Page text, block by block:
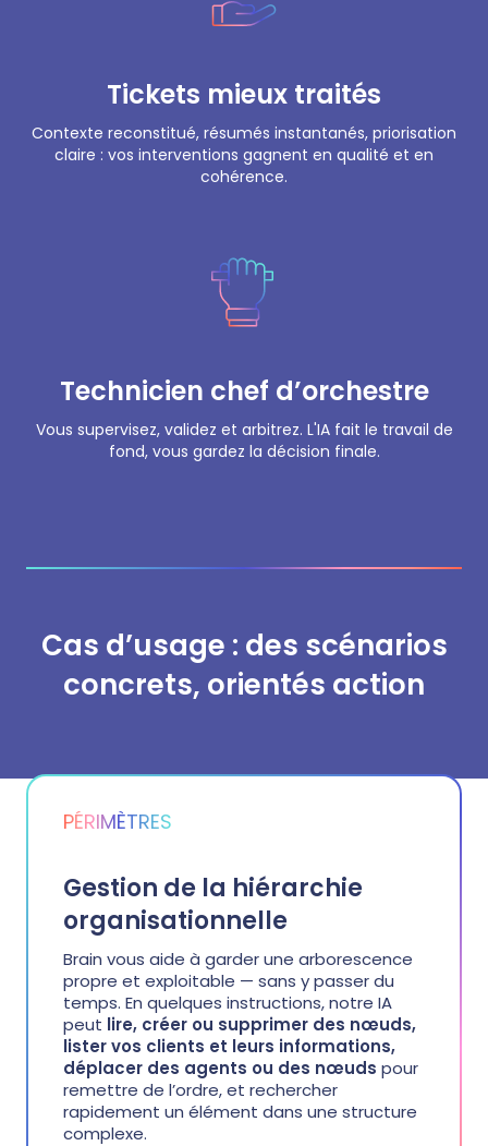
Tickets mieux traités
Contexte reconstitué, résumés instantanés, priorisation
claire : vos interventions gagnent en qualité et en
cohérence.
Technicien chef d’orchestre
Vous supervisez, validez et arbitrez. L'IA fait le travail de
fond, vous gardez la décision finale.
Cas d’usage : des scénarios
concrets, orientés action
PÉRIMÈTRES
Gestion de la hiérarchie
organisationnelle
Brain vous aide à garder une arborescence
propre et exploitable — sans y passer du
temps. En quelques instructions, notre IA
peut lire, créer ou supprimer des nœuds,
lister vos clients et leurs informations,
déplacer des agents ou des nœuds pour
remettre de l’ordre, et rechercher
rapidement un élément dans une structure
complexe.